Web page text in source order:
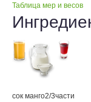
Таблица мер и весов
сок манго2/3части